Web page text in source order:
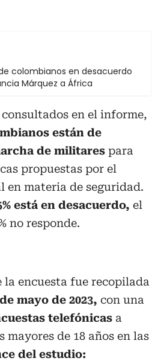
colombianos en desacuerdo
Márquez a África
en el informe,
están de
de militares para
propuestas por el
en materia de seguridad.
está en desacuerdo, el
no responde.
encuesta fue recopilada
mayo de 2023, con una
telefónicas a
mayores de 18 años en las
del estudio: